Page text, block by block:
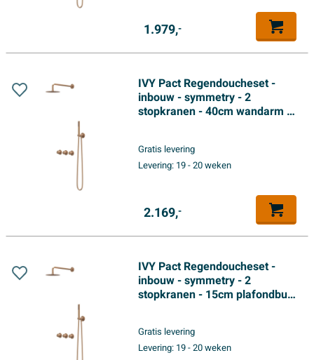
1.979,-
IVY Pact Regendoucheset -
inbouw - symmetry - 2
stopkranen - 40cm wandarm -
doucheslang - 3-standen
handdouche - Geborsteld mat
Gratis levering
Levering: 19 - 20 weken
2.169,-
IVY Pact Regendoucheset -
inbouw - symmetry - 2
stopkranen - 15cm plafondbuis
doucheslang - 3-standen
handdouche - Geborsteld mat
Gratis levering
Levering: 19 - 20 weken